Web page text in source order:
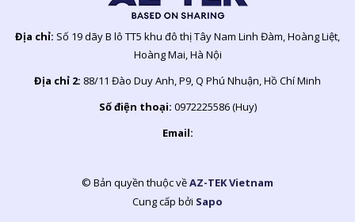
Địa chỉ: Số 19 dãy B lô TT5 khu đô thị Tây Nam Linh Đàm, Hoàng Liệt,
Hoàng Mai, Hà Nội
Địa chỉ 2: 88/11 Đào Duy Anh, P9, Q Phú Nhuận, Hồ Chí Minh
Số điện thoại: 0972225586 (Huy)
Email:
© Bản quyền thuộc vềAZ-TEK Vietnam
Cung cấp bởi Sapo